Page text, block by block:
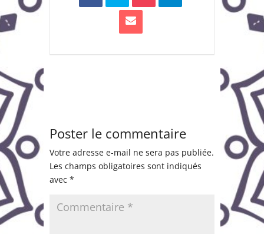
Poster le commentaire
Votre adresse e-mail ne sera pas publiée.
Les champs obligatoires sont indiqués
avec *